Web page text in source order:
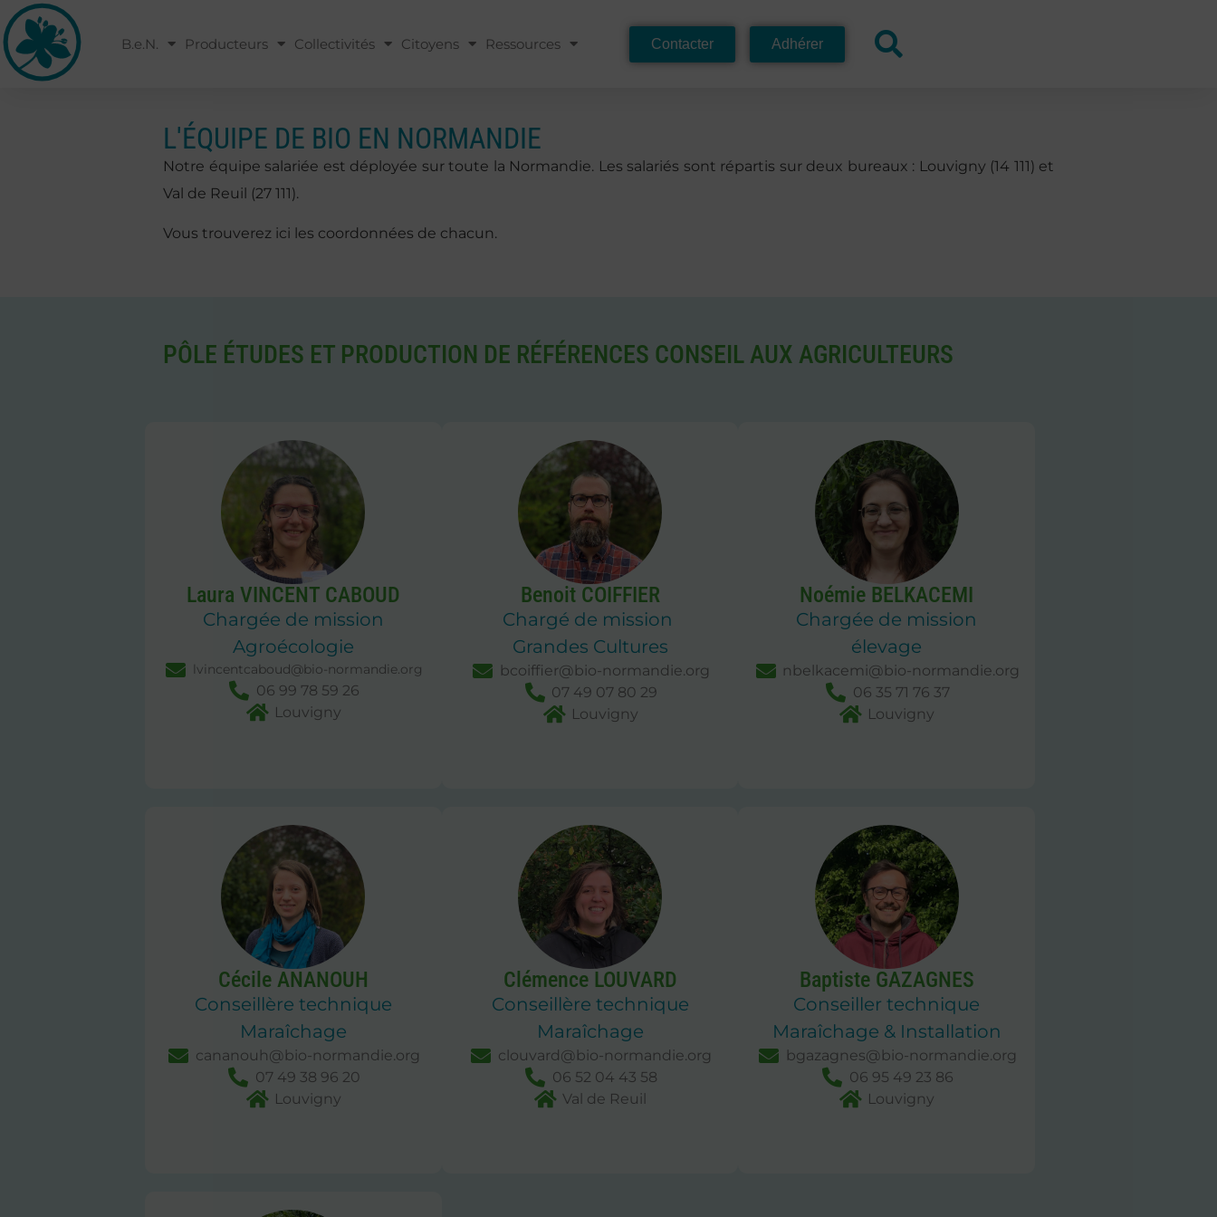
B.e.N. Producteurs Collectivités Citoyens Ressources Contacter Adhérer
L'ÉQUIPE DE BIO EN NORMANDIE
Notre équipe salariée est déployée sur toute la Normandie. Les salariés sont répartis sur deux bureaux : Louvigny (14 111) et
Val de Reuil (27 111).
Vous trouverez ici les coordonnées de chacun.
PÔLE ÉTUDES ET PRODUCTION DE RÉFÉRENCES CONSEIL AUX AGRICULTEURS
Laura VINCENT CABOUD
Chargée de mission
Agroécologie
lvincentcaboud@bio-normandie.org
06 99 78 59 26
Louvigny
Benoit COIFFIER
Chargé de mission
Grandes Cultures
bcoiffier@bio-normandie.org
07 49 07 80 29
Louvigny
Noémie BELKACEMI
Chargée de mission
élevage
nbelkacemi@bio-normandie.org
06 35 71 76 37
Louvigny
Cécile ANANOUH
Conseillère technique
Maraîchage
cananouh@bio-normandie.org
07 49 38 96 20
Louvigny
Clémence LOUVARD
Conseillère technique
Maraîchage
clouvard@bio-normandie.org
06 52 04 43 58
Val de Reuil
Baptiste GAZAGNES
Conseiller technique
Maraîchage & Installation
bgazagnes@bio-normandie.org
06 95 49 23 86
Louvigny